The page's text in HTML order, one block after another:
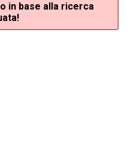
in base alla ricerca